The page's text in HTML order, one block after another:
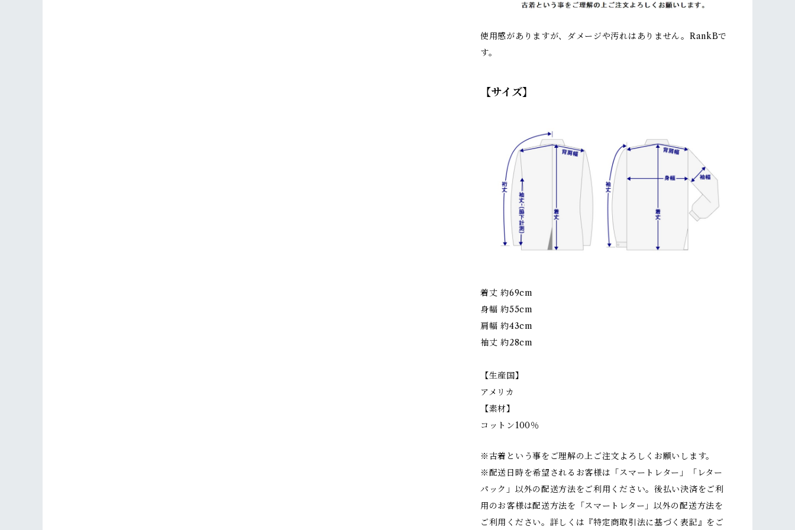
使用感がありますが、ダメージや汚れはありません。RankBで
す。
【サイズ】
着丈 約69cm
身幅 約55cm
肩幅 約43cm
袖丈 約28cm
【生産国】
アメリカ
【素材】
コットン100％
※古着という事をご理解の上ご注文よろしくお願いします。
※配送日時を希望されるお客様は「スマートレター」「レター
パック」以外の配送方法をご利用ください。後払い決済をご利
用のお客様は配送方法を「スマートレター」以外の配送方法を
ご利用ください。詳しくは『特定商取引法に基づく表記』をご